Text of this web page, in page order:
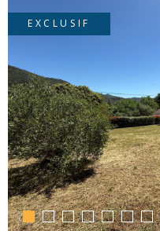
EXCLUSIF